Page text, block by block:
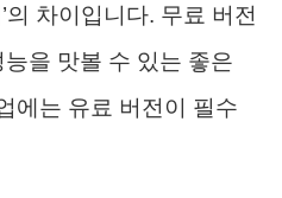
의 차이입니다. 무료 버전
을 맛볼 수 있는 좋은
에는 유료 버전이 필수